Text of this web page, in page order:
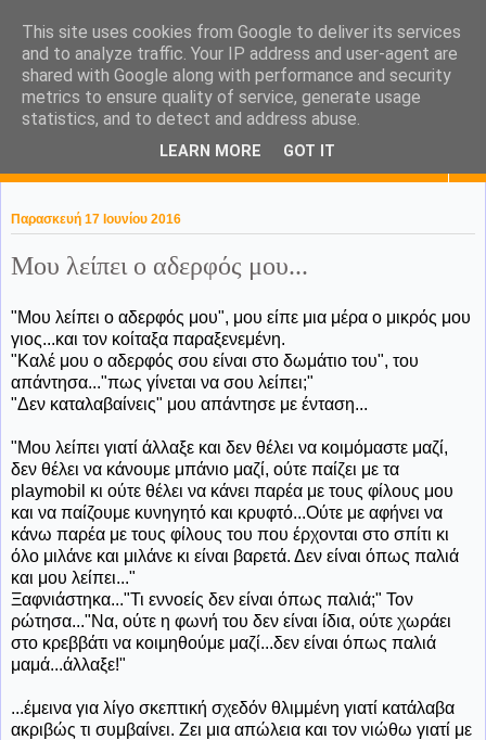
KaPa. Me without you...tea
without a biscuit!
Παρασκευή 17 Ιουνίου 2016
Μου λείπει ο αδερφός μου...
"Μου λείπει ο αδερφός μου", μου είπε μια μέρα ο μικρός μου
γιος...και τον κοίταξα παραξενεμένη.
"Καλέ μου ο αδερφός σου είναι στο δωμάτιο του", του
απάντησα..."πως γίνεται να σου λείπει;"
"Δεν καταλαβαίνεις" μου απάντησε με ένταση...
"Μου λείπει γιατί άλλαξε και δεν θέλει να κοιμόμαστε μαζί,
δεν θέλει να κάνουμε μπάνιο μαζί, ούτε παίζει με τα
playmobil κι ούτε θέλει να κάνει παρέα με τους φίλους μου
και να παίζουμε κυνηγητό και κρυφτό...Ούτε με αφήνει να
κάνω παρέα με τους φίλους του που έρχονται στο σπίτι κι
όλο μιλάνε και μιλάνε κι είναι βαρετά. Δεν είναι όπως παλιά
και μου λείπει..."
Ξαφνιάστηκα..."Τι εννοείς δεν είναι όπως παλιά;" Τον
ρώτησα..."Να, ούτε η φωνή του δεν είναι ίδια, ούτε χωράει
στο κρεββάτι να κοιμηθούμε μαζί...δεν είναι όπως παλιά
μαμά...άλλαξε!"
...έμεινα για λίγο σκεπτική σχεδόν θλιμμένη γιατί κατάλαβα
ακριβώς τι συμβαίνει. Ζει μια απώλεια και τον νιώθω γιατί με
This site uses cookies from Google to deliver its services
and to analyze traffic. Your IP address and user-agent are
shared with Google along with performance and security
metrics to ensure quality of service, generate usage
statistics, and to detect and address abuse.
LEARN MORE GOT IT